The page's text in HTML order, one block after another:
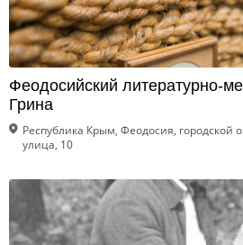
Феодосийский литературно-
Грина
Республика Крым, Феодосия, городской
улица, 10